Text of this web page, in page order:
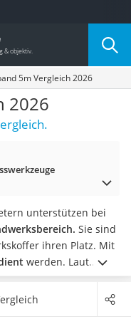
5m Vergleich 2026
2026
unterstützen bei
Sie sind
ihren Platz. Mit
werden. Laut
Maßband mit einem